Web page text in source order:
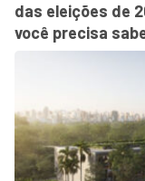
das eleições de
você precisa